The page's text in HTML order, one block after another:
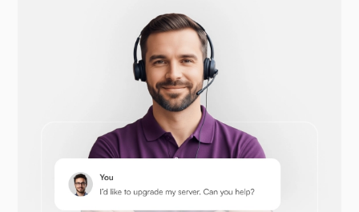
Drupal
Opencart